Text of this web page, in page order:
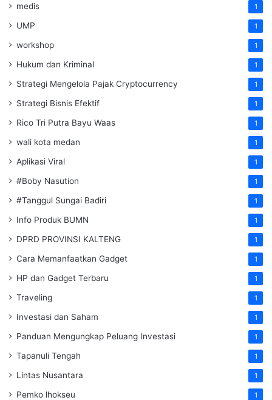
medis 1
UMP 1
workshop 1
Hukum dan Kriminal 1
Strategi Mengelola Pajak Cryptocurrency 1
Strategi Bisnis Efektif 1
Rico Tri Putra Bayu Waas 1
wali kota medan 1
Aplikasi Viral 1
#Boby Nasution 1
#Tanggul Sungai Badiri 1
Info Produk BUMN 1
DPRD PROVINSI KALTENG 1
Cara Memanfaatkan Gadget 1
HP dan Gadget Terbaru 1
Traveling 1
Investasi dan Saham 1
Panduan Mengungkap Peluang Investasi 1
Tapanuli Tengah 1
Lintas Nusantara 1
Pemko lhokseu 1